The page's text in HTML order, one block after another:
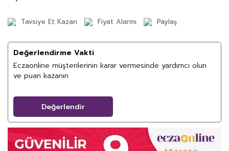
Tavsiye Et Kazan Fiyat Alarmı Paylaş
Değerlendirme Vakti
Eczaonline müşterilerinin karar vermesinde yardımcı olun
ve puan kazanın
Değerlendir